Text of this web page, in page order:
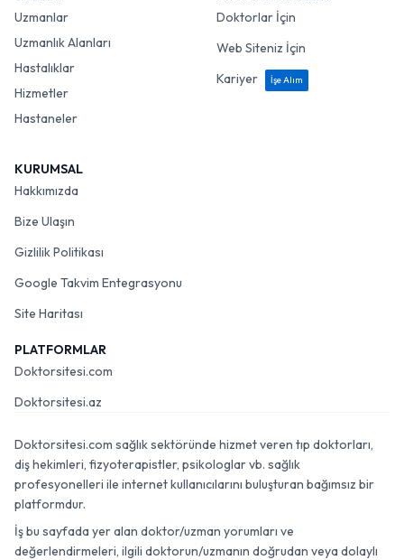
Uzmanlar
Uzmanlık Alanları
Hastalıklar
Hizmetler
Hastaneler
Doktorlar İçin
Web Siteniz İçin
Kariyer
İşe Alım
KURUMSAL
Hakkımızda
Bize Ulaşın
Gizlilik Politikası
Google Takvim Entegrasyonu
Site Haritası
PLATFORMLAR
Doktorsitesi.com
Doktorsitesi.az
Doktorsitesi.com sağlık sektöründe hizmet veren tıp doktorları,
diş hekimleri, fizyoterapistler, psikologlar vb. sağlık
profesyonelleri ile internet kullanıcılarını buluşturan bağımsız bir
platformdur.
İş bu sayfada yer alan doktor/uzman yorumları ve
değerlendirmeleri, ilgili doktorun/uzmanın doğrudan veya dolaylı